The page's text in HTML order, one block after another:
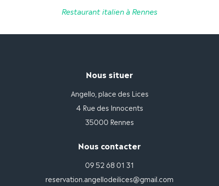
Restaurant italien à Rennes
Nous situer
Angello, place des Lices
4 Rue des Innocents
35000 Rennes
Nous contacter
09 52 68 01 31
reservation.angellodeilices@gmail.com